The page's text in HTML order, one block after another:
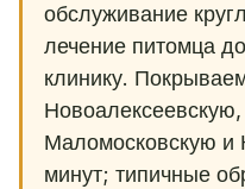
обслуживание
лечение питомца
клинику.
Маломосковскую и
минут; типичные